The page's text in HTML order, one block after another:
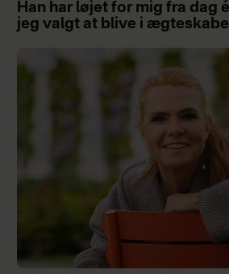
Han har løjet for mig fra dag
jeg valgt at blive i